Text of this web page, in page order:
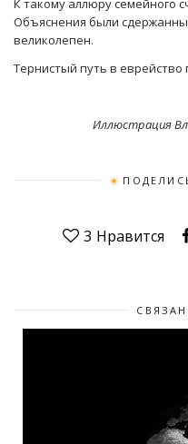
К такому аллюру семейного
Объяснения были
великолепен.
Тернистый путь в еврейство
Иллюстрация
3 Нравится